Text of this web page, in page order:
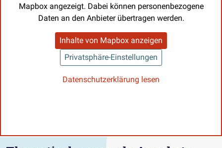
Mapbox angezeigt. Dabei können personenbezogene
Daten an den Anbieter übertragen werden.
Inhalte von Mapbox anzeigen
Privatsphäre-Einstellungen
Datenschutzerklärung lesen